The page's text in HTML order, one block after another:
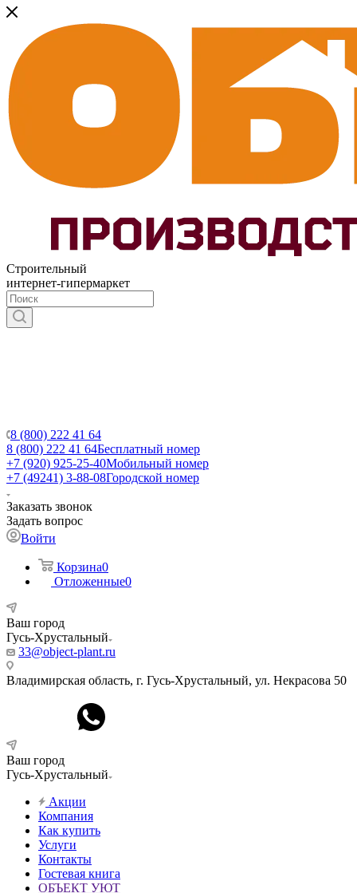
Строительный
интернет-гипермаркет
8 (800) 222 41 64
8 (800) 222 41 64Бесплатный номер
+7 (920) 925-25-40Мобильный номер
+7 (49241) 3-88-08Городской номер
Заказать звонок
Задать вопрос
Войти
Корзина0
Отложенные0
Ваш город
Гусь-Хрустальный
33@object-plant.ru
Владимирская область, г. Гусь-Хрустальный, ул. Некрасова 50
Ваш город
Гусь-Хрустальный
Акции
Компания
Как купить
Услуги
Контакты
Гостевая книга
ОБЪЕКТ УЮТ